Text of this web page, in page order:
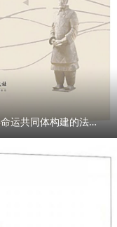
研究成果｜王瀚主编：《“一带一路”与人类命运共同体构建的法律与实践》